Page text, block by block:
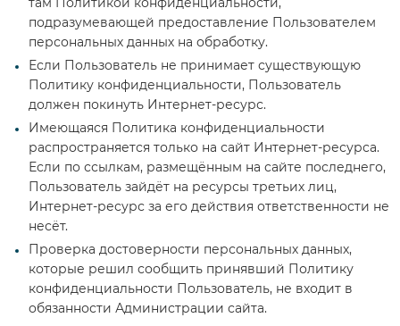
подразумевающей предоставление Пользователем
персональных данных на обработку.
Если Пользователь не принимает существующую
Политику конфиденциальности, Пользователь
должен покинуть Интернет-ресурс.
Имеющаяся Политика конфиденциальности
распространяется только на сайт Интернет-ресурса.
Если по ссылкам, размещённым на сайте последнего,
Пользователь зайдёт на ресурсы третьих лиц,
Интернет-ресурс за его действия ответственности не
несёт.
Проверка достоверности персональных данных,
которые решил сообщить принявший Политику
конфиденциальности Пользователь, не входит в
обязанности Администрации сайта.